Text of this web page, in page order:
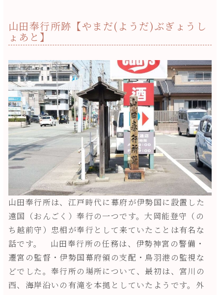
山田奉行所跡【やまだ(ようだ)ぶぎょうし
ょあと】
山田奉行所は、江戸時代に幕府が伊勢国に設置した
遠国（おんごく）奉行の一つです。大岡能登守（の
ち越前守）忠相が奉行として来ていたことは有名な
話です。 山田奉行所の任務は、伊勢神宮の警備・
遷宮の監督・伊勢国幕府領の支配・鳥羽港の監視な
どでした。奉行所の場所について、最初は、宮川の
西、海岸沿いの有滝を本拠としていたようです。外